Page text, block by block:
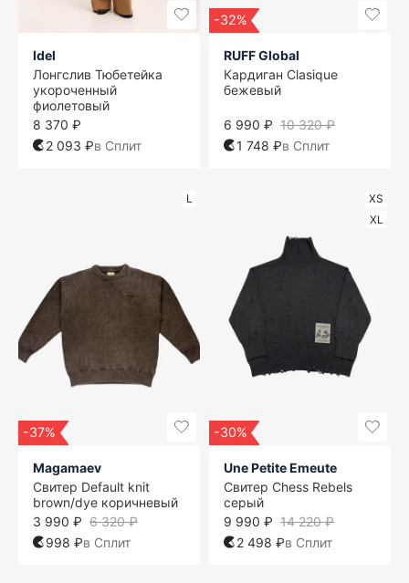
Idel
Лонгслив Тюбетейка
укороченный
фиолетовый
8 370 ₽
2 093 ₽в Сплит
-32%
RUFF Global
Кардиган Clasique
бежевый
10 320 ₽
6 990 ₽
1 748 ₽в Сплит
L
-37%
Magamaev
Свитер Default knit
brown/dye коричневый
6 320 ₽
3 990 ₽
998 ₽в Сплит
XS
XL
-30%
Une Petite Emeute
Свитер Chess Rebels
серый
14 220 ₽
9 990 ₽
2 498 ₽в Сплит